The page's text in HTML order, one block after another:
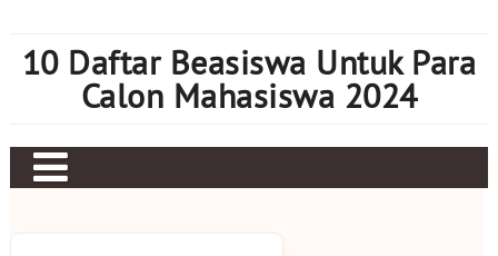
content
10 Daftar Beasiswa Untuk Para
Calon Mahasiswa 2024